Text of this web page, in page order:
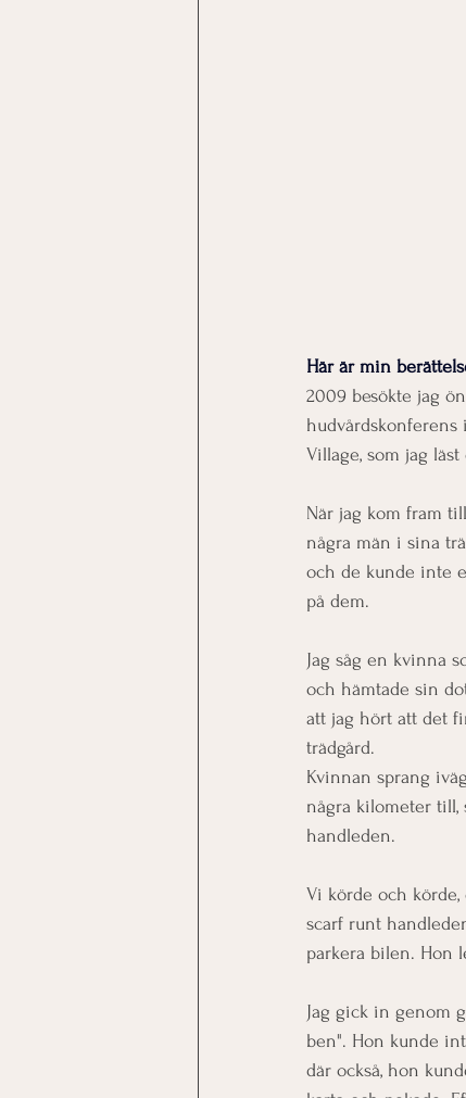
Här är min
2009 besökte jag
Village, som jag
När jag kom fram
några män i sina
och de kunde inte
på dem.
Jag såg en kvinna
och hämtade sin
att jag hört att det
trädgård.
Kvinnan sprang
några kilometer till,
handleden.
Vi körde och
scarf runt
parkera bilen. Hon
Jag gick in genom
ben". Hon kunde
där också, hon